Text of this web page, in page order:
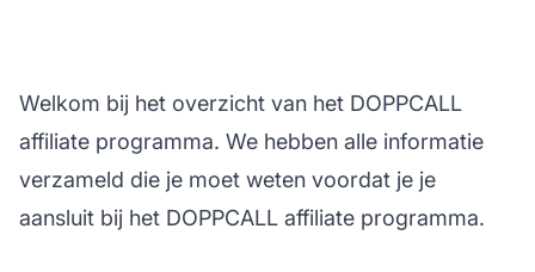
Welkom bij het overzicht van het DOPPCALL
affiliate programma. We hebben alle informatie
verzameld die je moet weten voordat je je
aansluit bij het DOPPCALL affiliate programma.